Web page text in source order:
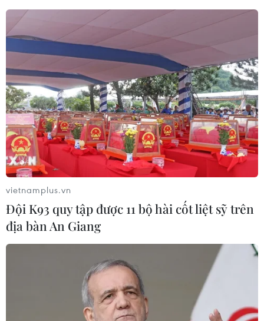
vietnamplus.vn
Đội K93 quy tập được 11 bộ hài cốt liệt sỹ trên
địa bàn An Giang